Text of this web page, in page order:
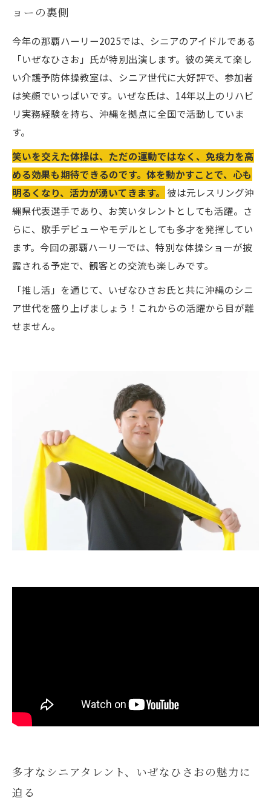
ョーの裏側
今年の那覇ハーリー2025では、シニアのアイドルである
「いぜなひさお」氏が特別出演します。彼の笑えて楽し
い介護予防体操教室は、シニア世代に大好評で、参加者
は笑顔でいっぱいです。いぜな氏は、14年以上のリハビ
リ実務経験を持ち、沖縄を拠点に全国で活動していま
す。
笑いを交えた体操は、ただの運動ではなく、免疫力を高
める効果も期待できるのです。体を動かすことで、心も
明るくなり、活力が湧いてきます。
彼は元レスリング沖
縄県代表選手であり、お笑いタレントとしても活躍。さ
らに、歌手デビューやモデルとしても多才を発揮してい
ます。今回の那覇ハーリーでは、特別な体操ショーが披
露される予定で、観客との交流も楽しみです。
「推し活」を通じて、いぜなひさお氏と共に沖縄のシニ
ア世代を盛り上げましょう！これからの活躍から目が離
せません。
多才なシニアタレント、いぜなひさおの魅力に
迫る